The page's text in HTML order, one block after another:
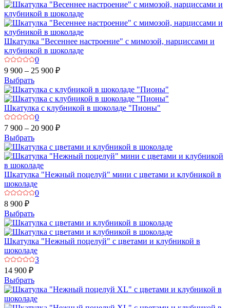
Шкатулка "Весеннее настроение" с мимозой, нарциссами и
клубникой в шоколаде
0
9 900 – 25 900 ₽
Выбрать
Шкатулка с клубникой в шоколаде "Пионы"
0
7 900 – 20 900 ₽
Выбрать
Шкатулка "Нежный поцелуй" мини с цветами и клубникой в
шоколаде
0
8 900 ₽
Выбрать
Шкатулка "Нежный поцелуй" с цветами и клубникой в
шоколаде
3
14 900 ₽
Выбрать